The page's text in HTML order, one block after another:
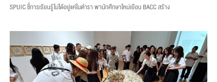
SPUIC ชี้การเรียนรู้ไม่ได้อยู่แค่ในตำรา พานักศึกษาใหม่เยือน BACC สร้าง